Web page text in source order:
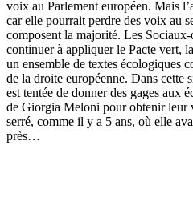
voix au Parlement européen. Mais
car elle pourrait perdre des voix au
composent la majorité. Les
continuer à appliquer le Pacte vert,
un ensemble de textes écologiques
de la droite européenne. Dans cette
est tentée de donner des gages aux
de Giorgia Meloni pour obtenir leur
serré, comme il y a 5 ans, où elle
près…